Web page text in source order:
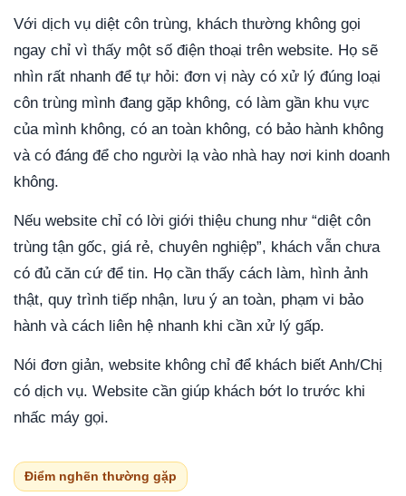
Với dịch vụ diệt côn trùng, khách thường không gọi
ngay chỉ vì thấy một số điện thoại trên website. Họ sẽ
nhìn rất nhanh để tự hỏi: đơn vị này có xử lý đúng loại
côn trùng mình đang gặp không, có làm gần khu vực
của mình không, có an toàn không, có bảo hành không
và có đáng để cho người lạ vào nhà hay nơi kinh doanh
không.
Nếu website chỉ có lời giới thiệu chung như “diệt côn
trùng tận gốc, giá rẻ, chuyên nghiệp”, khách vẫn chưa
có đủ căn cứ để tin. Họ cần thấy cách làm, hình ảnh
thật, quy trình tiếp nhận, lưu ý an toàn, phạm vi bảo
hành và cách liên hệ nhanh khi cần xử lý gấp.
Nói đơn giản, website không chỉ để khách biết Anh/Chị
có dịch vụ. Website cần giúp khách bớt lo trước khi
nhấc máy gọi.
Điểm nghẽn thường gặp